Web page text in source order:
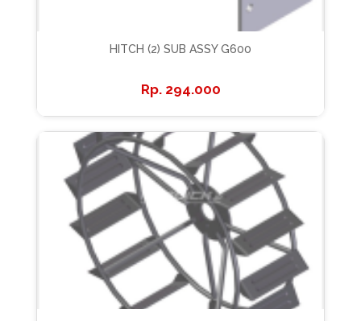
HITCH (2) SUB ASSY G600
294.000